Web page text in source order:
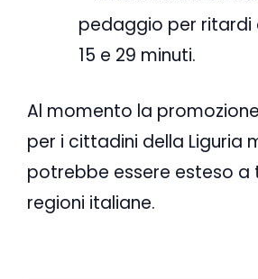
pedaggio per ritardi
15 e 29 minuti.
Al momento la
per i cittadini della Liguria
potrebbe essere esteso a
regioni italiane.